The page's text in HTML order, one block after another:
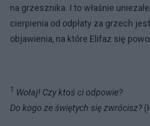
na grzesznika. I to właśnie
cierpienia od odpłaty za grzech
objawienia, na które Elifaz się
1 Wołaj! Czy ktoś ci odpowie?
Do kogo ze świętych się zwrócisz?